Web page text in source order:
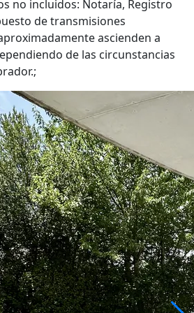
no incluidos: Notaría, Registro
de transmisiones
ascienden a
de las circunstancias